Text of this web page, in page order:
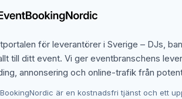
Privata saunaanläggningar och
Många wellness-spa och träningscenter hyr
utmärkt till ledarretreat och wellnessdagar.
Priser och vad som ingår
för leverantörer i Sverige – DJs,
till ditt event. Vi ger eventbranschens
annonsering och online-trafik från
är en kostnadsfri tjänst och ett